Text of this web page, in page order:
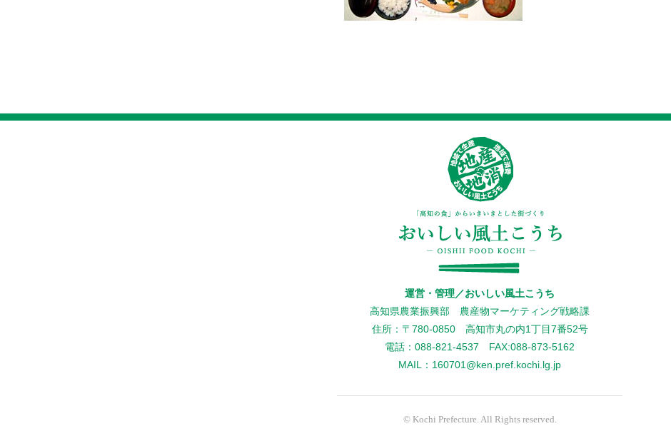
運営・管理／おいしい風土こうち
高知県農業振興部 農産物マーケティング戦略課
住所：〒780-0850 高知市丸の内1丁目7番52号
電話：088-821-4537 FAX:088-873-5162
MAIL：160701@ken.pref.kochi.lg.jp
© Kochi Prefecture. All Rights reserved.